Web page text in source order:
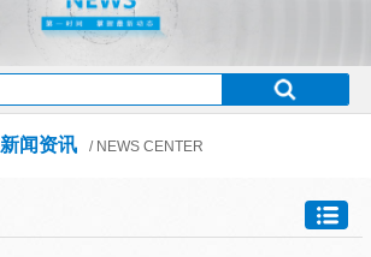
新闻资讯 / NEWS CENTER